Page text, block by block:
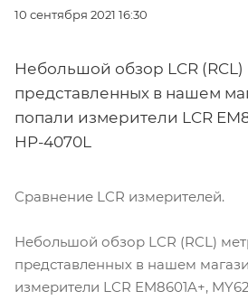
10 сентября 2021 16:30
Небольшой обзор LCR
представленных в нашем
попали измерители LCR
HP-4070L
Сравнение LCR измерителей.
Небольшой обзор LCR (RCL)
представленных в нашем
измерители LCR EM8601A+,